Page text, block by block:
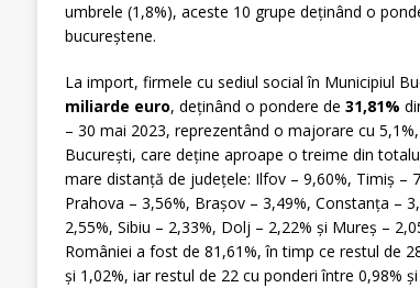
umbrele (1,8%), aceste 10 grupe deținând o
bucureștene.
La import, firmele cu sediul social în Municipiul
miliarde euro, deținând o pondere de 31,81%
– 30 mai 2023, reprezentând o majorare cu
București, care deține aproape o treime din
mare distanță de județele: Ilfov – 9,60%, Timiș –
Prahova – 3,56%, Brașov – 3,49%, Constanța –
2,55%, Sibiu – 2,33%, Dolj – 2,22% și Mureș –
României a fost de 81,61%, în timp ce restul de
și 1,02%, iar restul de 22 cu ponderi între 0,98% și